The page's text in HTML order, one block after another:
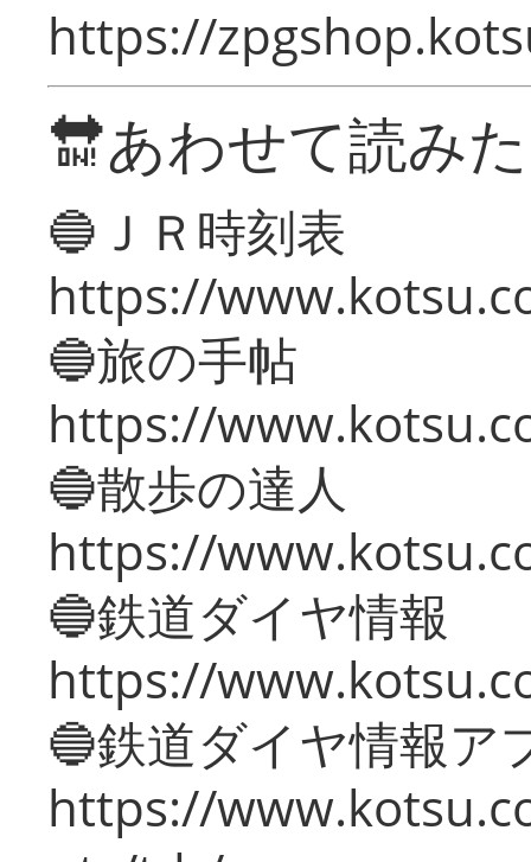
https://
🔛あわせて読み
🔵ＪＲ時刻表
https://
🔵旅の手帖
https://
🔵散歩の達人
https://
🔵鉄道ダイヤ情報
https://
🔵鉄道ダイヤ情報ア
https://